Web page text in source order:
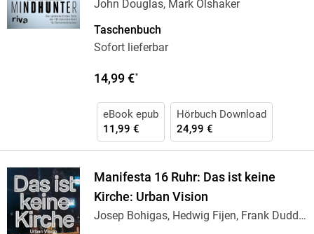
John Douglas, Mark Olshaker
Taschenbuch
Sofort lieferbar
14,99 €*
eBook epub
11,99 €
Hörbuch Download
24,99 €
Manifesta 16 Ruhr: Das ist keine
Kirche: Urban Vision
Josep Bohigas, Hedwig Fijen, Frank Dudda,